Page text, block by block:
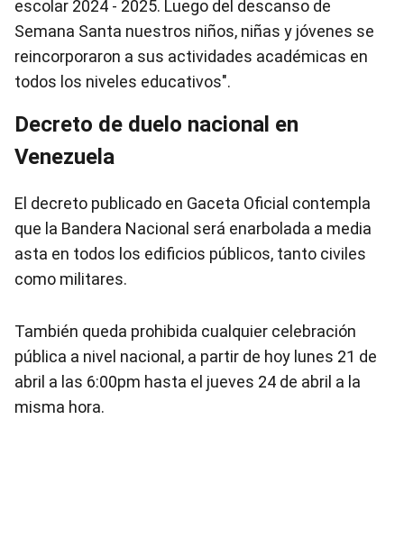
escolar 2024 - 2025. Luego del descanso de
Semana Santa nuestros niños, niñas y jóvenes se
reincorporaron a sus actividades académicas en
todos los niveles educativos".
Decreto de duelo nacional en
Venezuela
El decreto publicado en Gaceta Oficial contempla
que la Bandera Nacional será enarbolada a media
asta en todos los edificios públicos, tanto civiles
como militares.
También queda prohibida cualquier celebración
pública a nivel nacional, a partir de hoy lunes 21 de
abril a las 6:00pm hasta el jueves 24 de abril a la
misma hora.